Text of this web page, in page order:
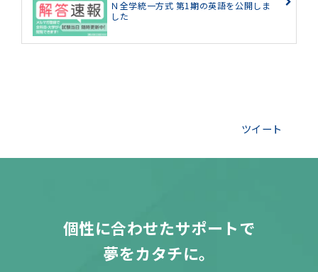
Ｎ全学統一方式 第1期の英語を公開しま
した
ツイート
個性に合わせたサポートで
夢をカタチに。